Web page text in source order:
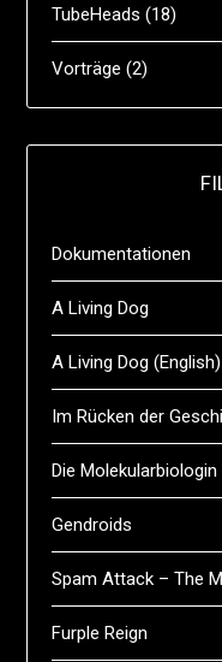
TubeHeads (18)
Vorträge (2)
Dokumentationen
A Living Dog
A Living Dog (English)
Im Rücken der
Die Molekularbiologin
Gendroids
Spam Attack – The
Furple Reign